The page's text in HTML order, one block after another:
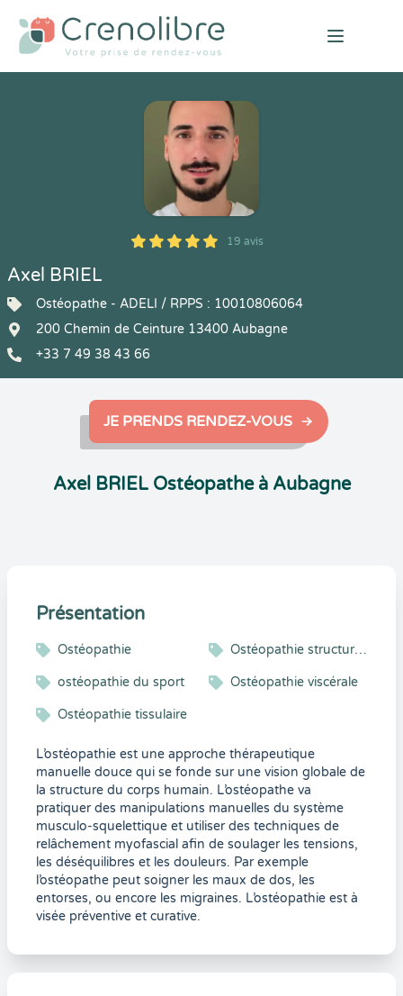
Open
5
1
5
19 19 avis
Axel BRIEL
Ostéopathe - ADELI / RPPS : 10010806064
200 Chemin de Ceinture 13400 Aubagne
+33 7 49 38 43 66
JE PRENDS RENDEZ-VOUS
Axel BRIEL Ostéopathe à Aubagne
Présentation
Ostéopathie Ostéopathie structurelle
ostéopathie du sport Ostéopathie viscérale
Ostéopathie tissulaire
L’ostéopathie est une approche thérapeutique
manuelle douce qui se fonde sur une vision globale de
la structure du corps humain. L’ostéopathe va
pratiquer des manipulations manuelles du système
musculo-squelettique et utiliser des techniques de
relâchement myofascial afin de soulager les tensions,
les déséquilibres et les douleurs. Par exemple
l’ostéopathe peut soigner les maux de dos, les
entorses, ou encore les migraines. L’ostéopathie est à
visée préventive et curative.